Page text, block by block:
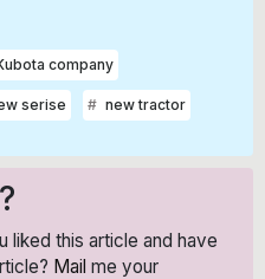
company
serise new tractor
liked this article and have
Mail me your